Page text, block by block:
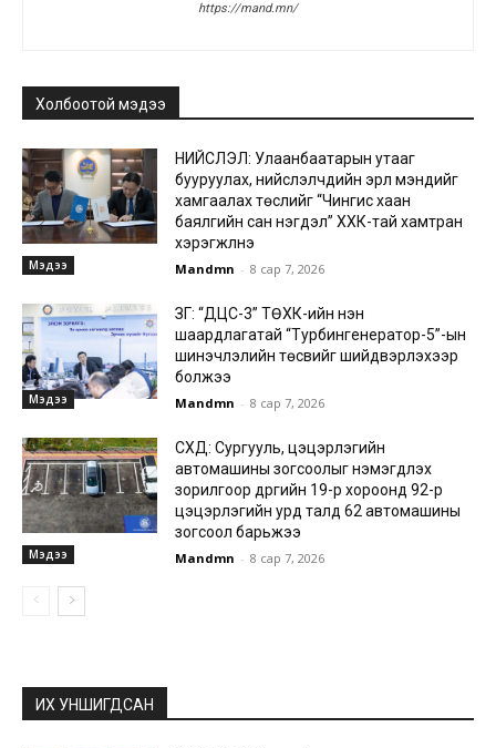
https://mand.mn/
Холбоотой мэдээ
Мэдээ
НИЙСЛЭЛ: Улаанбаатарын утааг
бууруулах, нийслэлчүүдийн эрүүл мэндийг
хамгаалах төслийг “Чингис хаан
баялгийн сан нэгдэл” ХХК-тай хамтран
хэрэгжүүлнэ
Mandmn - 8 сар 7, 2026
Мэдээ
ЗГ: “ДЦС-3” ТӨХК-ийн нэн
шаардлагатай “Турбингенератор-5”-ын
шинэчлэлийн төсвийг шийдвэрлэхээр
болжээ
Mandmn - 8 сар 7, 2026
Мэдээ
СХД: Сургууль, цэцэрлэгийн
автомашины зогсоолыг нэмэгдүүлэх
зорилгоор дүүргийн 19-р хороонд 92-р
цэцэрлэгийн урд талд 62 автомашины
зогсоол барьжээ
Mandmn - 8 сар 7, 2026
ИХ УНШИГДСАН